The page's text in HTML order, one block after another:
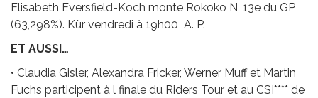
Elisabeth Eversfield-Koch monte Rokoko N, 13e du GP
(63,298%). Kür vendredi à 19h00 A. P.
ET AUSSI…
• Claudia Gisler, Alexandra Fricker, Werner Muff et Martin
Fuchs participent à l finale du Riders Tour et au CSI**** de